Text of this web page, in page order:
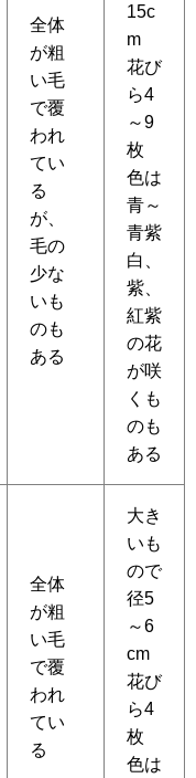
全体
が粗
い毛
で覆
われ
てい
る
が、
毛の
少な
いも
のも
ある
15c
m
花び
ら4
～9
枚
色は
青～
青紫
白、
紫、
紅紫
の花
が咲
くも
のも
ある
全体
が粗
い毛
で覆
われ
てい
る
大き
いも
ので
径5
～6
cm
花び
ら4
枚
色は